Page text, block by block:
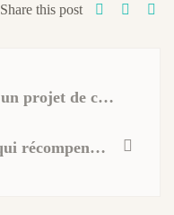
Share this post
5 conseils pour trouver un projet de création d’entreprise pendant vos vacances
Les meilleurs concours qui récompensent la création d’entreprise